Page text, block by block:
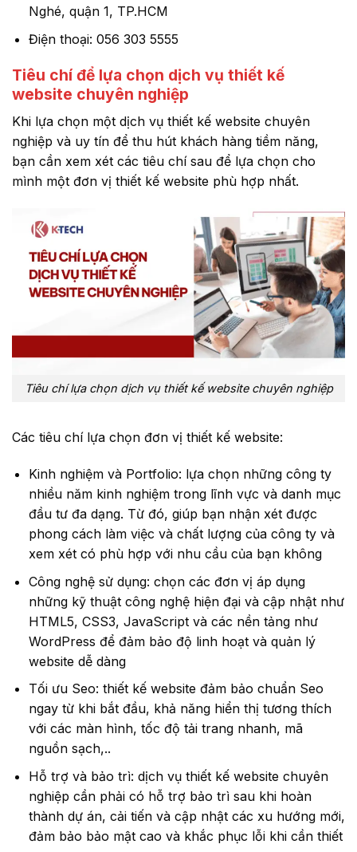
Nghé, quận 1, TP.HCM
Điện thoại: 056 303 5555
Tiêu chí để lựa chọn dịch vụ thiết kế
website chuyên nghiệp
Khi lựa chọn một dịch vụ thiết kế website chuyên
nghiệp và uy tín để thu hút khách hàng tiềm năng,
bạn cần xem xét các tiêu chí sau để lựa chọn cho
mình một đơn vị thiết kế website phù hợp nhất.
Tiêu chí lựa chọn dịch vụ thiết kế website chuyên nghiệp
Các tiêu chí lựa chọn đơn vị thiết kế website:
Kinh nghiệm và Portfolio: lựa chọn những công ty
nhiều năm kinh nghiệm trong lĩnh vực và danh mục
đầu tư đa dạng. Từ đó, giúp bạn nhận xét được
phong cách làm việc và chất lượng của công ty và
xem xét có phù hợp với nhu cầu của bạn không
Công nghệ sử dụng: chọn các đơn vị áp dụng
những kỹ thuật công nghệ hiện đại và cập nhật như
HTML5, CSS3, JavaScript và các nền tảng như
WordPress để đảm bảo độ linh hoạt và quản lý
website dễ dàng
Tối ưu Seo: thiết kế website đảm bảo chuẩn Seo
ngay từ khi bắt đầu, khả năng hiển thị tương thích
với các màn hình, tốc độ tải trang nhanh, mã
nguồn sạch,..
Hỗ trợ và bảo trì: dịch vụ thiết kế website chuyên
nghiệp cần phải có hỗ trợ bảo trì sau khi hoàn
thành dự án, cải tiến và cập nhật các xu hướng mới,
đảm bảo bảo mật cao và khắc phục lỗi khi cần thiết